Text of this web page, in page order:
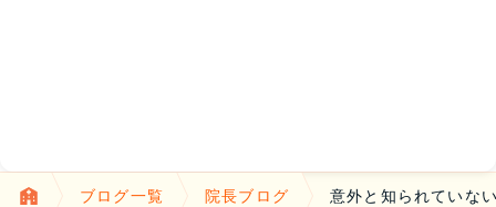
ブログ一覧 院長ブログ 意外と知られていな